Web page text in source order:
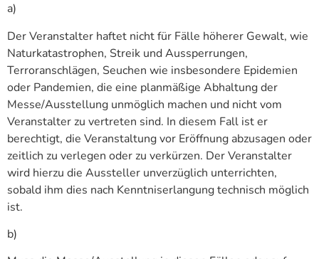
a)
Der Veranstalter haftet nicht für Fälle höherer Gewalt, wie
Naturkatastrophen, Streik und Aussperrungen,
Terroranschlägen, Seuchen wie insbesondere Epidemien
oder Pandemien, die eine planmäßige Abhaltung der
Messe/Ausstellung unmöglich machen und nicht vom
Veranstalter zu vertreten sind. In diesem Fall ist er
berechtigt, die Veranstaltung vor Eröffnung abzusagen oder
zeitlich zu verlegen oder zu verkürzen. Der Veranstalter
wird hierzu die Aussteller unverzüglich unterrichten,
sobald ihm dies nach Kenntniserlangung technisch möglich
ist.
b)